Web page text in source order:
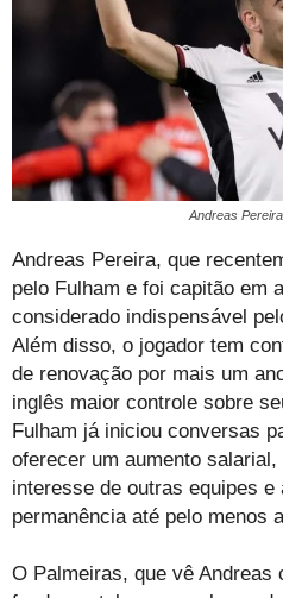
Andreas
Andreas Pereira, que
pelo Fulham e foi capitão em
considerado indispensável
Além disso, o jogador tem
de renovação por mais um
inglês maior controle sobre
Fulham já iniciou conversas
oferecer um aumento
interesse de outras equipes e
permanência até pelo menos
O Palmeiras, que vê Andreas